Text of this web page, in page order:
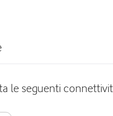
le seguenti